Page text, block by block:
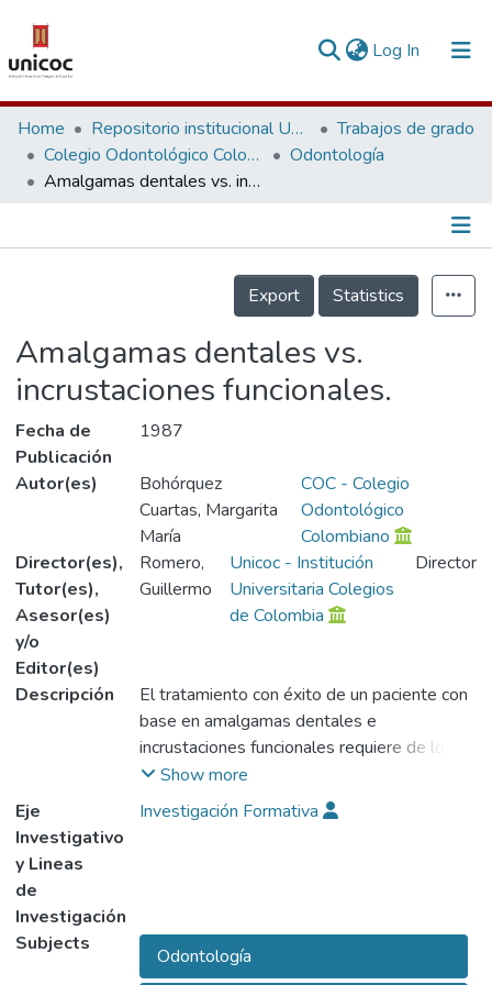
Log In (current)
Communities & Collections
Research Outputs
People
Home Repositorio institucional Unicoc, RI-unicoc
Trabajos de grado
Colegio Odontológico Colombiano
Odontología
Amalgamas dentales vs. incrustaciones funcionales.
Información de la Publicación
Export
Statistics
Amalgamas dentales vs.
incrustaciones funcionales.
Fecha de
Publicación
1987
Autor(es)
Bohórquez
Cuartas, Margarita
María
COC - Colegio
Odontológico
Colombiano
Director(es),
Tutor(es),
Asesor(es)
y/o
Editor(es)
Romero,
Guillermo
Unicoc - Institución
Universitaria Colegios
de Colombia
Director
Descripción
El tratamiento con éxito de un paciente con
base en amalgamas dentales e
incrustaciones funcionales requiere de los
cuidados combinación de varios factores:
educación odontológica del paciente,
prevención de ulteriores enfermedades
constituyen la forma más fácil y económica
de restaurar un paciente, siempre y cuando
Show more
Eje
Investigativo
y Lineas
de
Investigación
Investigación Formativa
Subjects
Odontología